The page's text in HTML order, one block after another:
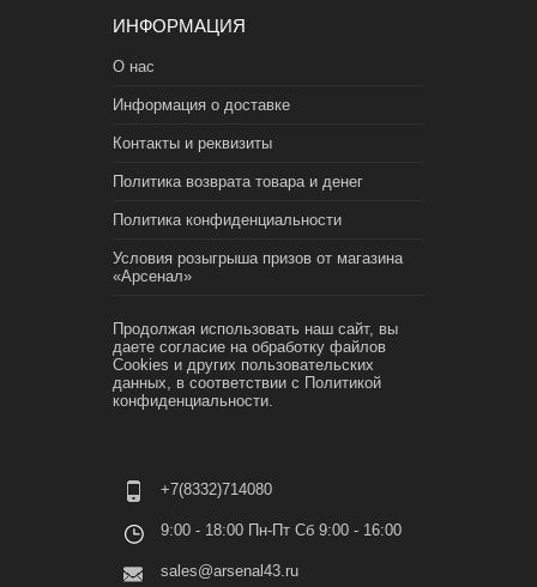
ИНФОРМАЦИЯ
О нас
Информация о доставке
Контакты и реквизиты
Политика возврата товара и денег
Политика конфиденциальности
Условия розыгрыша призов от магазина
«Арсенал»
Продолжая использовать наш сайт, вы
даете согласие на обработку файлов
Cookies и других пользовательских
данных, в соответствии с Политикой
конфиденциальности.
+7(8332)714080
9:00 - 18:00 Пн-Пт Сб 9:00 - 16:00
sales@arsenal43.ru